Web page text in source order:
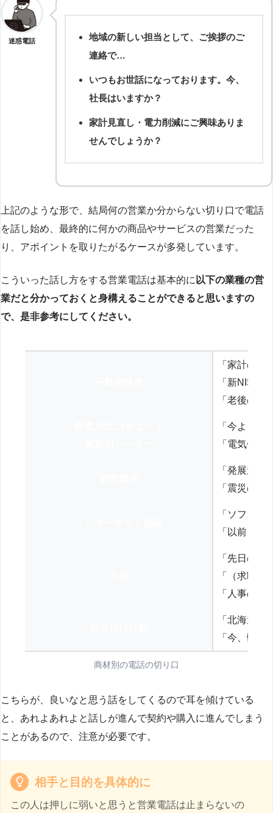
迷惑電話
地域の新しい担当として、ご挨拶のご
連絡で…
いつもお世話になっております。今、
社長はいますか？
家計見直し・電力削減にご興味ありま
せんでしょうか？
上記のような形で、結局何の営業か分からない切り口で電話
を話し始め、最終的に何かの商品やサービスの営業だった
り、アポイントを取りたがるケースが多発しています。
こういった話し方をする営業電話は基本的に 以下の業種の営
業だと分かっておくと身構えることができると思いますの
で、是非参考にしてください。
「家計の見
「新NISA
「老後の
「今より
「電気代を
「発展途
「震災の
「ソフト
「以前、
「先日の
「（求職
「人事の方
「北海道
「今、弊
商材別の電話の切り口
こちらが、良いなと思う話をしてくるので耳を傾けている
と、あれよあれよと話しが進んで契約や購入に進んでしまう
ことがあるので、注意が必要です。
相手と目的を具体的に
この人は押しに弱いと思うと営業電話は止まらないの